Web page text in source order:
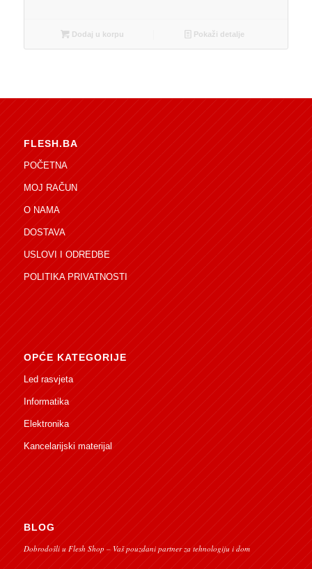
Dodaj u korpu Pokaži detalje
FLESH.BA
POČETNA
MOJ RAČUN
O NAMA
DOSTAVA
USLOVI I ODREDBE
POLITIKA PRIVATNOSTI
OPĆE KATEGORIJE
Led rasvjeta
Informatika
Elektronika
Kancelarijski materijal
BLOG
Dobrodošli u Flesh Shop – Vaš pouzdani partner za tehnologiju i dom